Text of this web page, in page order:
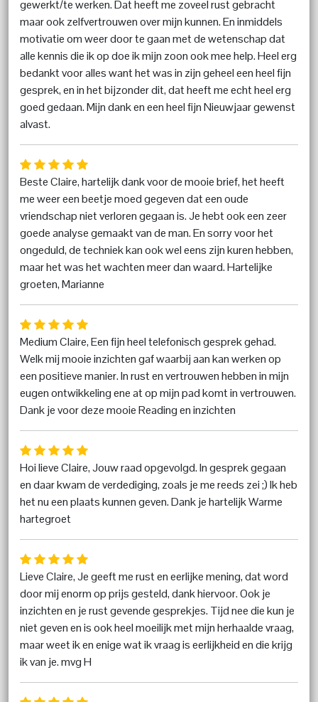
gewerkt/te werken. Dat heeft me zoveel rust gebracht
maar ook zelfvertrouwen over mijn kunnen. En inmiddels
motivatie om weer door te gaan met de wetenschap dat
alle kennis die ik op doe ik mijn zoon ook mee help. Heel erg
bedankt voor alles want het was in zijn geheel een heel fijn
gesprek, en in het bijzonder dit, dat heeft me echt heel erg
goed gedaan. Mijn dank en een heel fijn Nieuwjaar gewenst
alvast.
Beste Claire, hartelijk dank voor de mooie brief, het heeft
me weer een beetje moed gegeven dat een oude
vriendschap niet verloren gegaan is. Je hebt ook een zeer
goede analyse gemaakt van de man. En sorry voor het
ongeduld, de techniek kan ook wel eens zijn kuren hebben,
maar het was het wachten meer dan waard. Hartelijke
groeten, Marianne
Medium Claire, Een fijn heel telefonisch gesprek gehad.
Welk mij mooie inzichten gaf waarbij aan kan werken op
een positieve manier. In rust en vertrouwen hebben in mijn
eugen ontwikkeling ene at op mijn pad komt in vertrouwen.
Dank je voor deze mooie Reading en inzichten
Hoi lieve Claire, Jouw raad opgevolgd. In gesprek gegaan
en daar kwam de verdediging, zoals je me reeds zei ;) Ik heb
het nu een plaats kunnen geven. Dank je hartelijk Warme
hartegroet
Lieve Claire, Je geeft me rust en eerlijke mening, dat word
door mij enorm op prijs gesteld, dank hiervoor. Ook je
inzichten en je rust gevende gesprekjes. Tijd nee die kun je
niet geven en is ook heel moeilijk met mijn herhaalde vraag,
maar weet ik en enige wat ik vraag is eerlijkheid en die krijg
ik van je. mvg H